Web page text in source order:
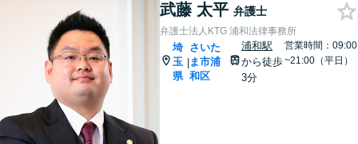
武藤 太平 弁護士
弁護士法人KTG 浦和法律事務所
埼
玉
県
|
さいた
ま市浦
和区
浦和駅
から徒歩
3分
営業時間：09:00
~21:00（平日）